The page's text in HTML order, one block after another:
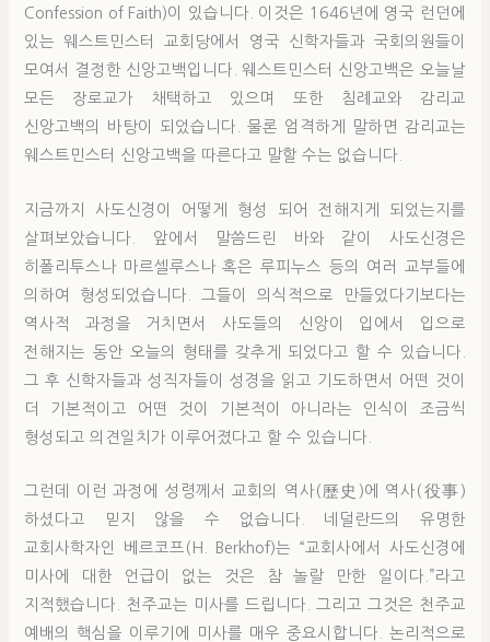
Confession of Faith)이 있습니다. 이것은 1646년에 영국 런던에
있는 웨스트민스터 교회당에서 영국 신학자들과 국회의원들이
모여서 결정한 신앙고백입니다. 웨스트민스터 신앙고백은 오늘날
모든 장로교가 채택하고 있으며 또한 침례교와 감리교
신앙고백의 바탕이 되었습니다. 물론 엄격하게 말하면 감리교는
웨스트민스터 신앙고백을 따른다고 말할 수는 없습니다.
지금까지 사도신경이 어떻게 형성 되어 전해지게 되었는지를
살펴보았습니다. 앞에서 말씀드린 바와 같이 사도신경은
히폴리투스나 마르셀루스나 혹은 루피누스 등의 여러 교부들에
의하여 형성되었습니다. 그들이 의식적으로 만들었다기보다는
역사적 과정을 거치면서 사도들의 신앙이 입에서 입으로
전해지는 동안 오늘의 형태를 갖추게 되었다고 할 수 있습니다.
그 후 신학자들과 성직자들이 성경을 읽고 기도하면서 어떤 것이
더 기본적이고 어떤 것이 기본적이 아니라는 인식이 조금씩
형성되고 의견일치가 이루어졌다고 할 수 있습니다.
그런데 이런 과정에 성령께서 교회의 역사(歷史)에 역사(役事)
하셨다고 믿지 않을 수 없습니다. 네덜란드의 유명한
교회사학자인 베르코프(H. Berkhof)는 “교회사에서 사도신경에
미사에 대한 언급이 없는 것은 참 놀랄 만한 일이다.”라고
지적했습니다. 천주교는 미사를 드립니다. 그리고 그것은 천주교
예배의 핵심을 이루기에 미사를 매우 중요시합니다. 논리적으로